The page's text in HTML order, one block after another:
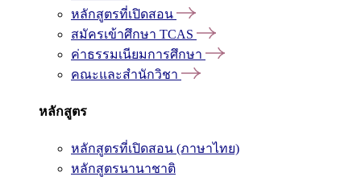
หลักสูตรที่เปิดสอน
สมัครเข้าศึกษา TCAS
ค่าธรรมเนียมการศึกษา
คณะและสำนักวิชา
หลักสูตร
หลักสูตรที่เปิดสอน (ภาษาไทย)
หลักสูตรนานาชาติ